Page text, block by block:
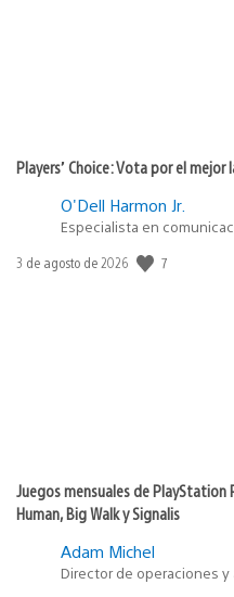
Players’ Choice: Vota por el
O'Dell Harmon Jr.
Especialista en
Fecha
3 de agosto de 2026 7
Juegos mensuales de
Human, Big Walk y Signalis
Adam Michel
Director de operaciones